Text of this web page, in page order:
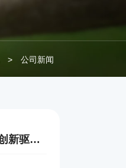
> 公司新闻
喜报——2026年度新获专项技术创新驱动发展，技术筑牢根基